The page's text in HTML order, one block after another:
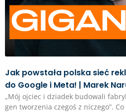
Jak powstała polska sieć
do Google i Meta! | Marek
„Mój ojciec i dziadek budowali
gen tworzenia czegoś z niczego”.